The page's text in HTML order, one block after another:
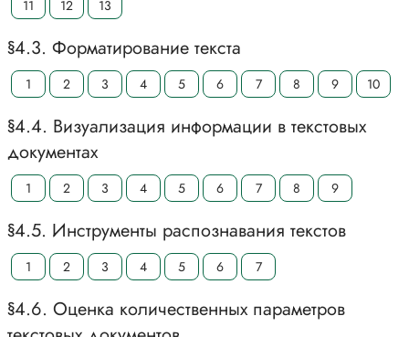
11
12 13
§4.3. Форматирование текста
1 2 3 4 5 6 7 8 9 10
§4.4. Визуализация информации в текстовых
документах
1 2 3 4 5 6 7 8 9
§4.5. Инструменты распознавания текстов
1 2 3 4 5 6 7
§4.6. Оценка количественных параметров